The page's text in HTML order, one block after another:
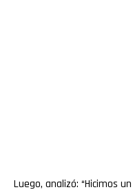
Luego, analizó: “Hicimos